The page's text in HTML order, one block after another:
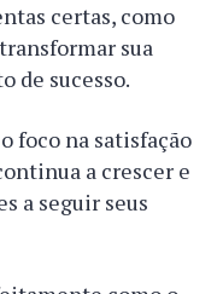
certas, como
sua
de sucesso.
foco na satisfação
a crescer e
a seguir seus